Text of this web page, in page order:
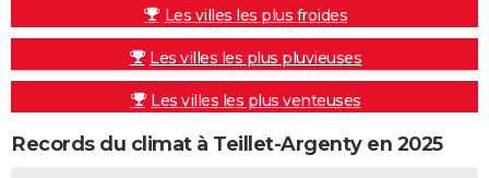
Les villes les plus froides
Les villes les plus pluvieuses
Les villes les plus venteuses
Records du climat à Teillet-Argenty en 2025